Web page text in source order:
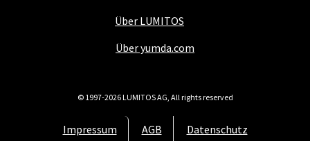
Über LUMITOS
Über yumda.com
Impressum AGB Datenschutz
© 1997-2026 LUMITOS AG, All rights reserved